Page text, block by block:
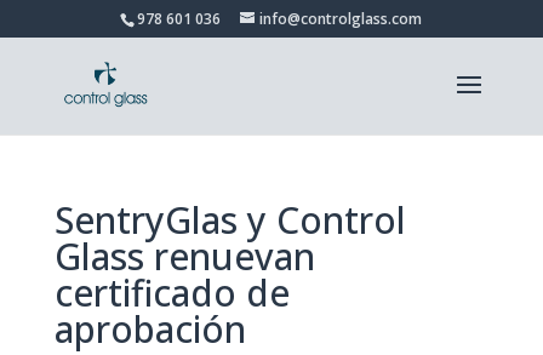
978 601 036 info@controlglass.com
SentryGlas y Control
Glass renuevan
certificado de
aprobación